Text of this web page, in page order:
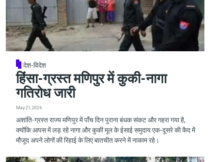
देश-विदेश
हिंसा-ग्रस्त मणिपुर में कुकी-नागा
गतिरोध जारी
May 21, 2026
अशांति-ग्रस्त राज्य मणिपुर में पाँच दिन पुराना बंधक संकट और गहरा गया है,
क्योंकि आपस में लड़ रहे नागा और कुकी मूल के ईसाई समुदाय एक-दूसरे की कैद में
मौजूद अपने लोगों की रिहाई के लिए बातचीत करने में नाकाम रहे।